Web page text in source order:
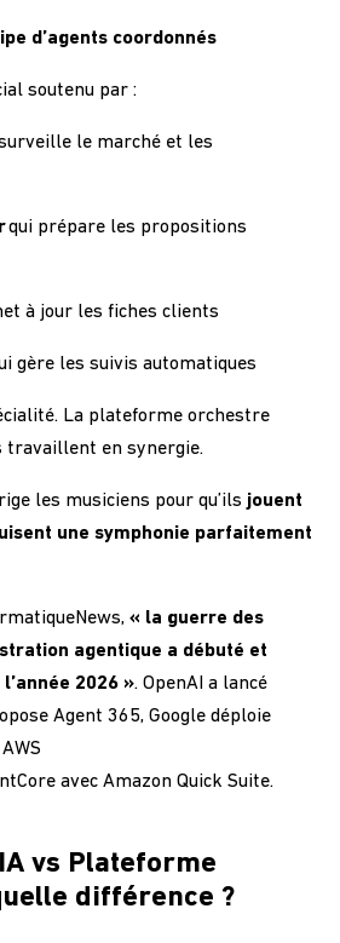
d’agents coordonnés
soutenu par :
le marché et les
qui prépare les propositions
à jour les fiches clients
gère les suivis automatiques
La plateforme orchestre
travaillent en synergie.
les musiciens pour qu’ils jouent
une symphonie parfaitement
, « la guerre des
agentique a débuté et
2026 ». OpenAI a lancé
Agent 365, Google déploie
avec Amazon Quick Suite.
vs Plateforme
différence ?